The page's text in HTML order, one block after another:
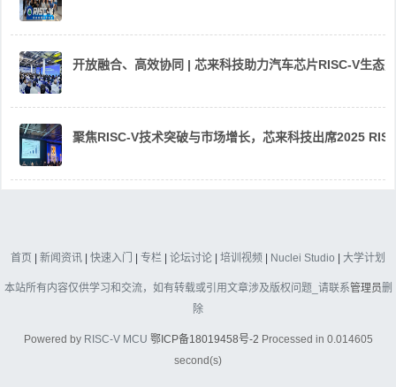
开放融合、高效协同 | 芯来科技助力汽车芯片RISC-V生态
聚焦RISC-V技术突破与市场增长，芯来科技出席2025
首页 | 新闻资讯 | 快速入门 | 专栏 | 论坛讨论 | 培训视频 | Nuclei Studio | 大学计划
本站所有内容仅供学习和交流，如有转载或引用文章涉及版权问题_请联系管理员删
除
Powered by RISC-V MCU 鄂ICP备18019458号-2 Processed in 0.014605
second(s)